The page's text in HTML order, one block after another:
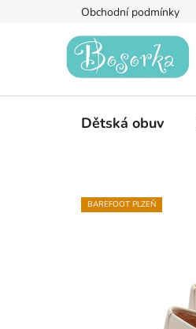
Obchodní podmínky
Dětská obuv
BAREFOOT PLZEŇ